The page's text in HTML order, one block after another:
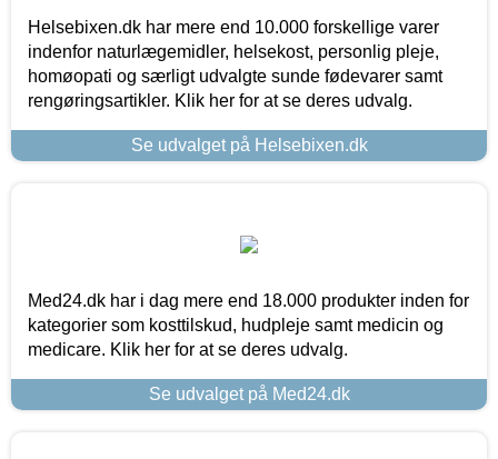
Helsebixen.dk har mere end 10.000 forskellige varer
indenfor naturlægemidler, helsekost, personlig pleje,
homøopati og særligt udvalgte sunde fødevarer samt
rengøringsartikler. Klik her for at se deres udvalg.
Se udvalget på Helsebixen.dk
Med24.dk har i dag mere end 18.000 produkter inden for
kategorier som kosttilskud, hudpleje samt medicin og
medicare. Klik her for at se deres udvalg.
Se udvalget på Med24.dk